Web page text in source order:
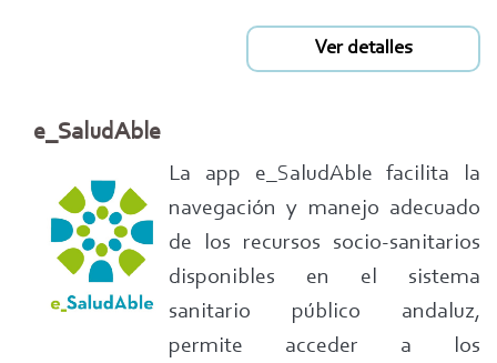
Ver detalles
e_SaludAble
La app e_SaludAble facilita la
navegación y manejo adecuado
de los recursos socio-sanitarios
disponibles en el sistema
sanitario público andaluz,
permite acceder a los